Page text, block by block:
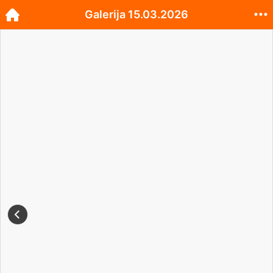
Galerija 15.03.2026